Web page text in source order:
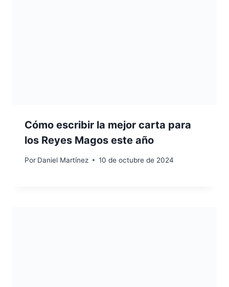
Cómo escribir la mejor carta para
los Reyes Magos este año
Por Daniel Martínez 10 de octubre de 2024